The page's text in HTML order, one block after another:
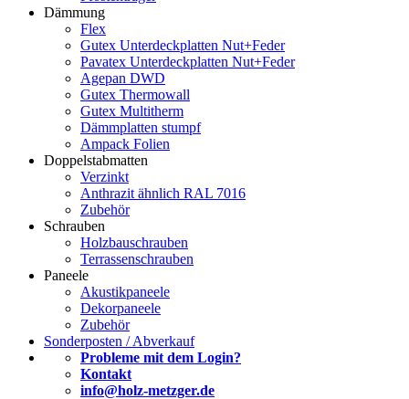
Dämmung
Flex
Gutex Unterdeckplatten Nut+Feder
Pavatex Unterdeckplatten Nut+Feder
Agepan DWD
Gutex Thermowall
Gutex Multitherm
Dämmplatten stumpf
Ampack Folien
Doppelstabmatten
Verzinkt
Anthrazit ähnlich RAL 7016
Zubehör
Schrauben
Holzbauschrauben
Terrassenschrauben
Paneele
Akustikpaneele
Dekorpaneele
Zubehör
Sonderposten / Abverkauf
Probleme mit dem Login?
Kontakt
info@holz-metzger.de